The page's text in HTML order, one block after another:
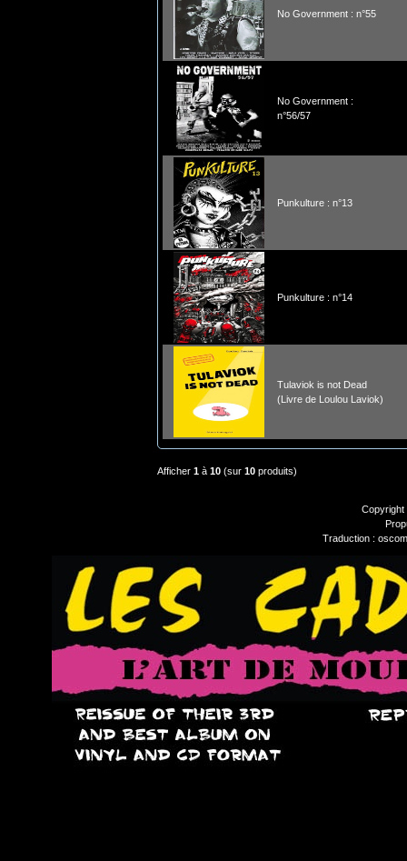
No Government : n°55
No Government :
n°56/57
Punkulture : n°13
Punkulture : n°14
Tulaviok is not Dead
(Livre de Loulou Laviok)
Afficher1 à10 (sur10 produits)
Traduction :